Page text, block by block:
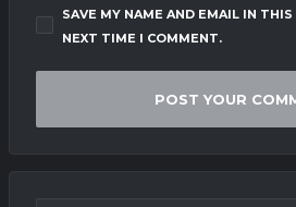
SAVE MY NAME AND EMAIL IN THIS
NEXT TIME I COMMENT.